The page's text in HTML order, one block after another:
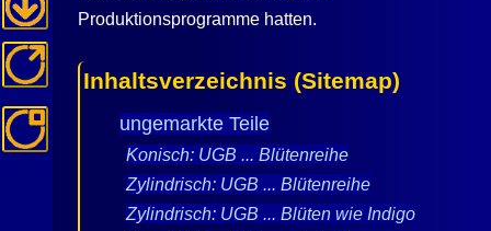
Produktionsprogramme hatten.
Inhaltsverzeichnis (Sitemap)
ungemarkte Teile
Konisch: UGB ... Blütenreihe
Zylindrisch: UGB ... Blütenreihe
Zylindrisch: UGB ... Blüten wie Indigo